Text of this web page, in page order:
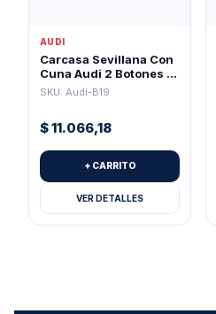
AUDI
Carcasa Sevillana Con
Cuna Audi 2 Botones +
Pánico (Pila 1616)
SKU: Audi-B19
$11.066,18
+ CARRITO
VER DETALLES